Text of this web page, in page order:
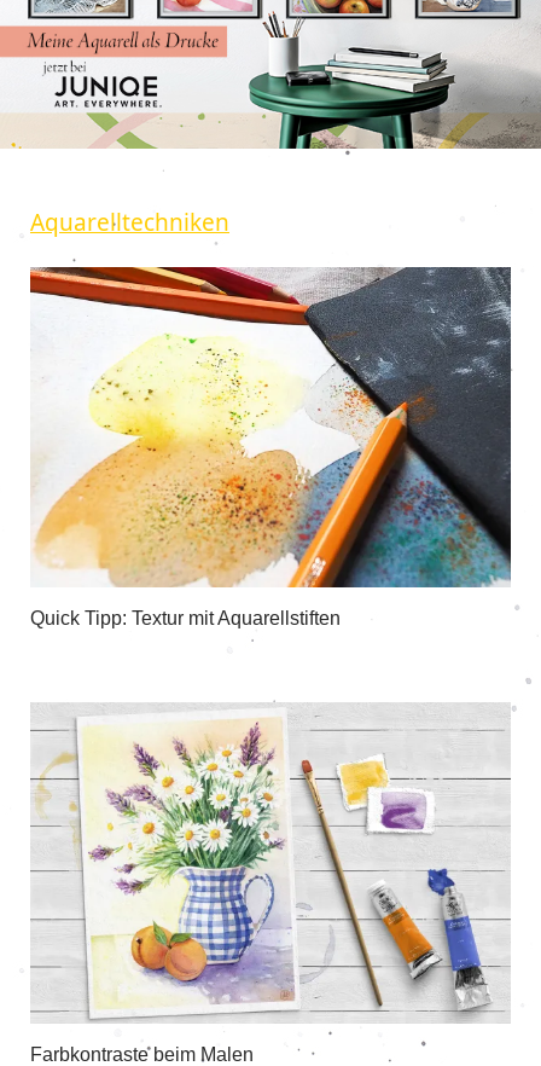
Aquarelltechniken
Quick Tipp: Textur mit Aquarellstiften
Farbkontraste beim Malen